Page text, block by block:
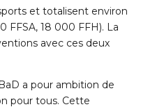
et totalisent environ
FFSA, 18 000 FFH). La
avec ces deux
a pour ambition de
pour tous. Cette